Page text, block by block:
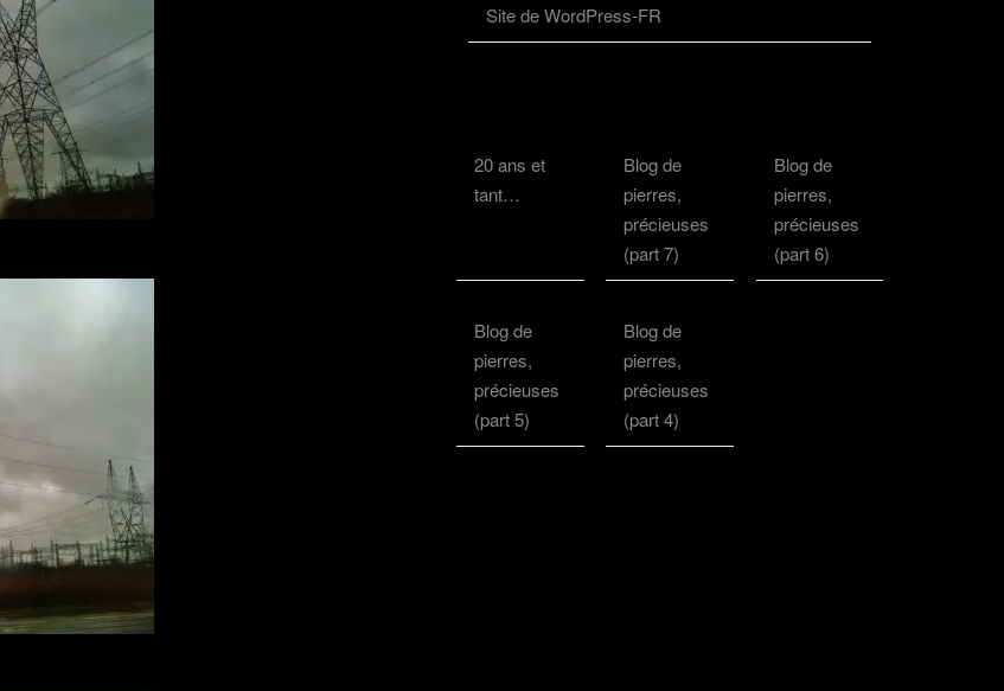
Site de WordPress-FR
20 ans et
tant…
Blog de
pierres,
précieuses
(part 7)
Blog de
pierres,
précieuses
(part 6)
Blog de
pierres,
précieuses
(part 5)
Blog de
pierres,
précieuses
(part 4)